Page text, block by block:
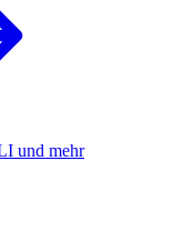
und mehr